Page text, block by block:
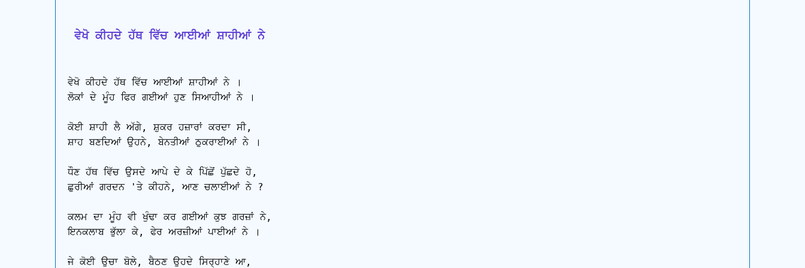
ਵੇਖੋ ਕੀਹਦੇ ਹੱਥ ਵਿੱਚ ਆਈਆਂ ਸ਼ਾਹੀਆਂ ਨੇ
ਵੇਖੋ ਕੀਹਦੇ ਹੱਥ ਵਿੱਚ ਆਈਆਂ ਸ਼ਾਹੀਆਂ ਨੇ ।
ਲੋਕਾਂ ਦੇ ਮੂੰਹ ਫਿਰ ਗਈਆਂ ਹੁਣ ਸਿਆਹੀਆਂ ਨੇ ।
ਕੋਈ ਸ਼ਾਹੀ ਲੈ ਅੱਗੇ, ਸ਼ੁਕਰ ਹਜ਼ਾਰਾਂ ਕਰਦਾ ਸੀ,
ਸ਼ਾਹ ਬਣਦਿਆਂ ਉਹਨੇ, ਬੇਨਤੀਆਂ ਠੁਕਰਾਈਆਂ ਨੇ ।
ਧੌਣ ਹੱਥ ਵਿੱਚ ਉਸਦੇ ਆਪੇ ਦੇ ਕੇ ਪਿੱਛੋਂ ਪੁੱਛਦੇ ਹੋ,
ਛੁਰੀਆਂ ਗਰਦਨ 'ਤੇ ਕੀਹਨੇ, ਆਣ ਚਲਾਈਆਂ ਨੇ ?
ਕਲਮ ਦਾ ਮੂੰਹ ਵੀ ਖੁੰਢਾ ਕਰ ਗਈਆਂ ਕੁਝ ਗਰਜ਼ਾਂ ਨੇ,
ਇਨਕਲਾਬ ਭੁੱਲਾ ਕੇ, ਫੇਰ ਅਰਜ਼ੀਆਂ ਪਾਈਆਂ ਨੇ ।
ਜੇ ਕੋਈ ਉਚਾ ਬੋਲੇ, ਬੈਠਣ ਉਹਦੇ ਸਿਰ੍ਹਾਣੇ ਆ,